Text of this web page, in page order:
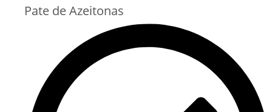
Pate de Azeitonas